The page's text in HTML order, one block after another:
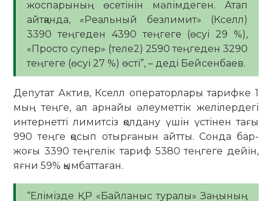
жоспарының өсетінін мәлімдеген. Атап
айтқанда, «Реальный безлимит» (Кселл)
3390 теңгеден 4390 теңгеге (өсуі 29 %),
«Просто супер» (теле2) 2590 теңгеден 3290
теңгеге (өсуі 27 %) өсті”, – деді Бейсенбаев.
Депутат Актив, Кселл операторлары тарифке 1
мың теңге, ал арнайы әлеуметтік желілердегі
интернетті лимитсіз қолдану үшін үстінен тағы
990 теңге қосып отырғанын айтты. Сонда бар-
жоғы 3390 теңгелік тариф 5380 теңгеге дейін,
яғни 59% қымбаттаған.
“Елімізде ҚР «Байланыс туралы» Заңының